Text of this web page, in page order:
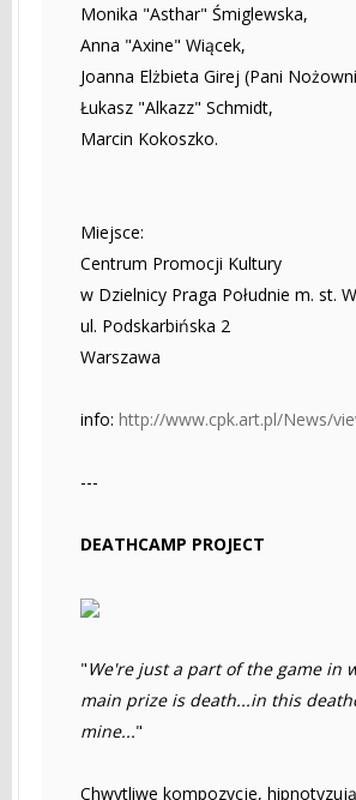
Monika "Asthar" Śmiglewska,
Anna "Axine" Wiącek,
Joanna Elżbieta Girej (Pani
Łukasz "Alkazz" Schmidt,
Marcin Kokoszko.
Miejsce:
Centrum Promocji Kultury
w Dzielnicy Praga Południe m. st.
ul. Podskarbińska 2
Warszawa
info: http://www.cpk.art.pl/News/
---
DEATHCAMP PROJECT
"We're just a part of the game in
main prize is death...in this
mine..."
Chwytliwe kompozycje,